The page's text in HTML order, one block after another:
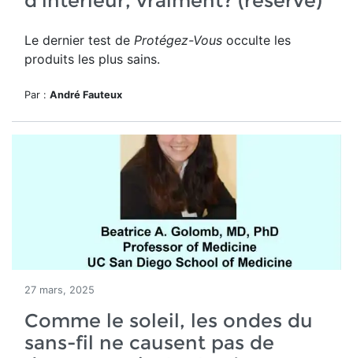
Le dernier test de Protégez-Vous occulte les
produits les plus sains.
Par : André Fauteux
27 mars, 2025
Comme le soleil, les ondes du
sans-fil ne causent pas de